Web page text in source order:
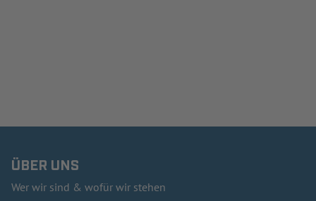
ÜBER UNS
Wer wir sind & wofür wir stehen